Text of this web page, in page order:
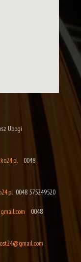
Ubogi
0048
0048 575249520
0048